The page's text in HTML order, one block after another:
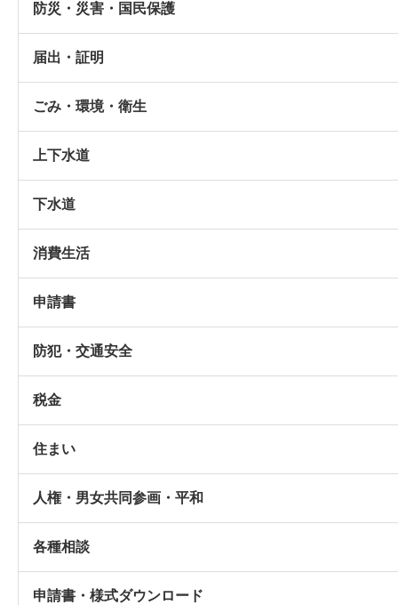
防災・災害・国民保護
届出・証明
ごみ・環境・衛生
上下水道
下水道
消費生活
申請書
防犯・交通安全
税金
住まい
人権・男女共同参画・平和
各種相談
申請書・様式ダウンロード